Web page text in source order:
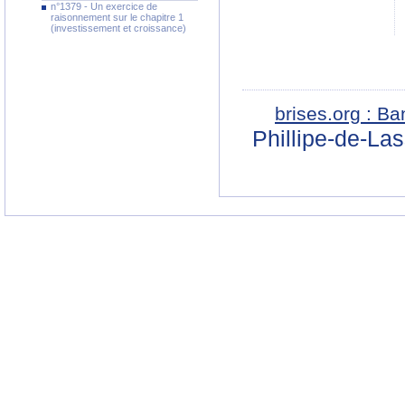
n°1379 - Un exercice de
raisonnement sur le chapitre 1
(investissement et croissance)
brises.org :
Phillipe-de-